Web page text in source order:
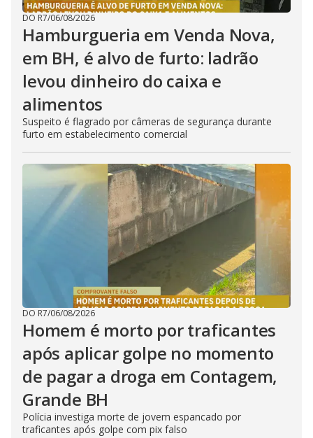
DO R7/06/08/2026
Hamburgueria em Venda Nova,
em BH, é alvo de furto: ladrão
levou dinheiro do caixa e
alimentos
Suspeito é flagrado por câmeras de segurança durante
furto em estabelecimento comercial
DO R7/06/08/2026
Homem é morto por traficantes
após aplicar golpe no momento
de pagar a droga em Contagem,
Grande BH
Polícia investiga morte de jovem espancado por
traficantes após golpe com pix falso